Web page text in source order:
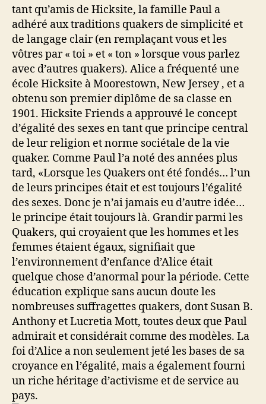
tant qu’amis de Hicksite, la famille Paul a
adhéré aux traditions quakers de simplicité et
de langage clair (en remplaçant vous et les
vôtres par « toi » et « ton » lorsque vous parlez
avec d’autres quakers). Alice a fréquenté une
école Hicksite à Moorestown, New Jersey , et a
obtenu son premier diplôme de sa classe en
1901. Hicksite Friends a approuvé le concept
d’égalité des sexes en tant que principe central
de leur religion et norme sociétale de la vie
quaker. Comme Paul l’a noté des années plus
tard, «Lorsque les Quakers ont été fondés… l’un
de leurs principes était et est toujours l’égalité
des sexes. Donc je n’ai jamais eu d’autre idée…
le principe était toujours là. Grandir parmi les
Quakers, qui croyaient que les hommes et les
femmes étaient égaux, signifiait que
l’environnement d’enfance d’Alice était
quelque chose d’anormal pour la période. Cette
éducation explique sans aucun doute les
nombreuses suffragettes quakers, dont Susan B.
Anthony et Lucretia Mott, toutes deux que Paul
admirait et considérait comme des modèles. La
foi d’Alice a non seulement jeté les bases de sa
croyance en l’égalité, mais a également fourni
un riche héritage d’activisme et de service au
pays.